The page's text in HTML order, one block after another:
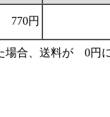
770円
合、送料が 0円に